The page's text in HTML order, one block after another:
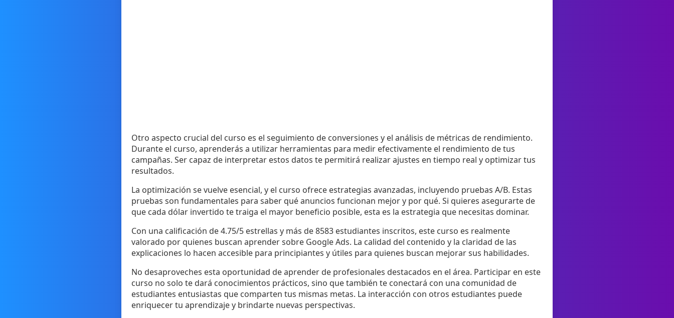
Otro aspecto crucial del curso es el seguimiento de conversiones y el análisis de métricas de rendimiento.
Durante el curso, aprenderás a utilizar herramientas para medir efectivamente el rendimiento de tus
campañas. Ser capaz de interpretar estos datos te permitirá realizar ajustes en tiempo real y optimizar tus
resultados.
La optimización se vuelve esencial, y el curso ofrece estrategias avanzadas, incluyendo pruebas A/B. Estas
pruebas son fundamentales para saber qué anuncios funcionan mejor y por qué. Si quieres asegurarte de
que cada dólar invertido te traiga el mayor beneficio posible, esta es la estrategia que necesitas dominar.
Con una calificación de 4.75/5 estrellas y más de 8583 estudiantes inscritos, este curso es realmente
valorado por quienes buscan aprender sobre Google Ads. La calidad del contenido y la claridad de las
explicaciones lo hacen accesible para principiantes y útiles para quienes buscan mejorar sus habilidades.
No desaproveches esta oportunidad de aprender de profesionales destacados en el área. Participar en este
curso no solo te dará conocimientos prácticos, sino que también te conectará con una comunidad de
estudiantes entusiastas que comparten tus mismas metas. La interacción con otros estudiantes puede
enriquecer tu aprendizaje y brindarte nuevas perspectivas.